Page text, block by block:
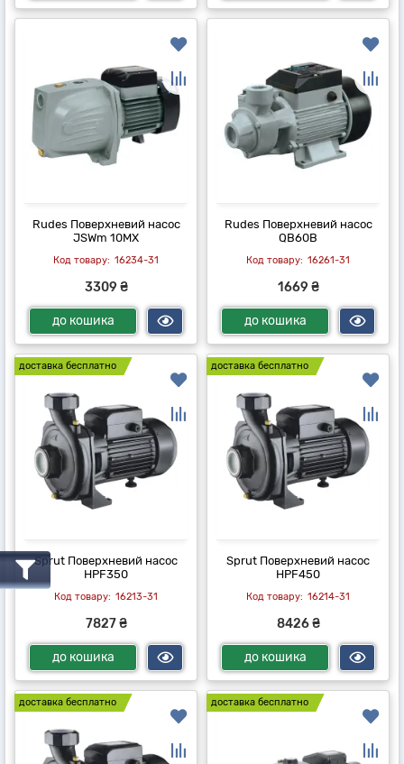
Rudes Поверхневий насос
JSWm 10MX
16234-31
3309 ₴
до кошика
Rudes Поверхневий насос
QB60B
16261-31
1669 ₴
до кошика
доставка бесплатно
Sprut Поверхневий насос
HPF350
16213-31
7827 ₴
до кошика
доставка бесплатно
Sprut Поверхневий насос
HPF450
16214-31
8426 ₴
до кошика
доставка бесплатно доставка бесплатно